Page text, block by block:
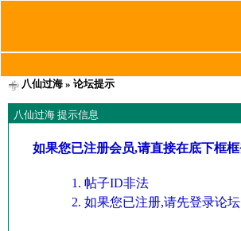
八仙过海» 论坛提示
八仙过海 提示信息
如果您已注册会员,请直接在底下框
帖子ID非法
如果您已注册,请先登录论